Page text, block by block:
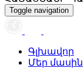
Toggle navigation
Գլխավոր
Մեր մասին